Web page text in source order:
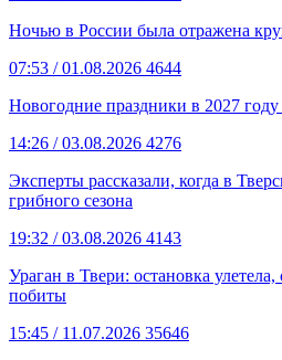
Ночью в России была отражена
07:53 / 01.08.2026 4644
Новогодние праздники в 2027 году
14:26 / 03.08.2026 4276
Эксперты рассказали, когда в
грибного сезона
19:32 / 03.08.2026 4143
Ураган в Твери: остановка
побиты
15:45 / 11.07.2026 35646